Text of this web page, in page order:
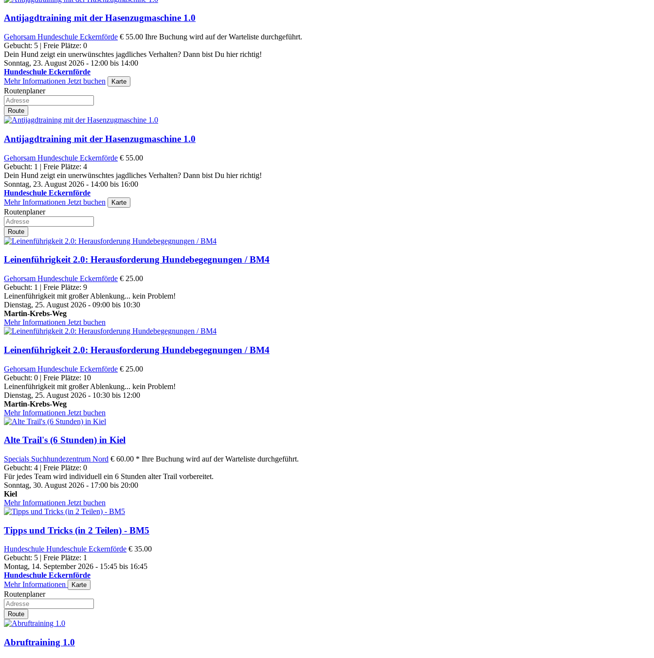
Antijagdtraining mit der Hasenzugmaschine 1.0
Gehorsam Hundeschule Eckernförde € 55.00 Ihre Buchung wird auf der Warteliste durchgeführt.
Gebucht: 5 | Freie Plätze: 0
Dein Hund zeigt ein unerwünschtes jagdliches Verhalten? Dann bist Du hier richtig!
Sonntag, 23. August 2026 - 12:00 bis 14:00
Hundeschule Eckernförde
Mehr Informationen Jetzt buchen Karte
Routenplaner
Route
Antijagdtraining mit der Hasenzugmaschine 1.0
Gehorsam Hundeschule Eckernförde € 55.00
Gebucht: 1 | Freie Plätze: 4
Dein Hund zeigt ein unerwünschtes jagdliches Verhalten? Dann bist Du hier richtig!
Sonntag, 23. August 2026 - 14:00 bis 16:00
Hundeschule Eckernförde
Mehr Informationen Jetzt buchen Karte
Routenplaner
Route
Leinenführigkeit 2.0: Herausforderung Hundebegegnungen / BM4
Gehorsam Hundeschule Eckernförde € 25.00
Gebucht: 1 | Freie Plätze: 9
Leinenführigkeit mit großer Ablenkung... kein Problem!
Dienstag, 25. August 2026 - 09:00 bis 10:30
Martin-Krebs-Weg
Mehr Informationen Jetzt buchen
Leinenführigkeit 2.0: Herausforderung Hundebegegnungen / BM4
Gehorsam Hundeschule Eckernförde € 25.00
Gebucht: 0 | Freie Plätze: 10
Leinenführigkeit mit großer Ablenkung... kein Problem!
Dienstag, 25. August 2026 - 10:30 bis 12:00
Martin-Krebs-Weg
Mehr Informationen Jetzt buchen
Alte Trail's (6 Stunden) in Kiel
Specials Suchhundezentrum Nord € 60.00 * Ihre Buchung wird auf der Warteliste durchgeführt.
Gebucht: 4 | Freie Plätze: 0
Für jedes Team wird individuell ein 6 Stunden alter Trail vorbereitet.
Sonntag, 30. August 2026 - 17:00 bis 20:00
Kiel
Mehr Informationen Jetzt buchen
Tipps und Tricks (in 2 Teilen) - BM5
Hundeschule Hundeschule Eckernförde € 35.00
Gebucht: 5 | Freie Plätze: 1
Montag, 14. September 2026 - 15:45 bis 16:45
Hundeschule Eckernförde
Mehr Informationen
Karte
Routenplaner
Route
Abruftraining 1.0